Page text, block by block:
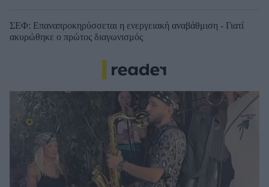
ΣΕΦ: Επαναπροκηρύσσεται η ενεργειακή αναβάθμιση - Γιατί
ακυρώθηκε ο πρώτος διαγωνισμός